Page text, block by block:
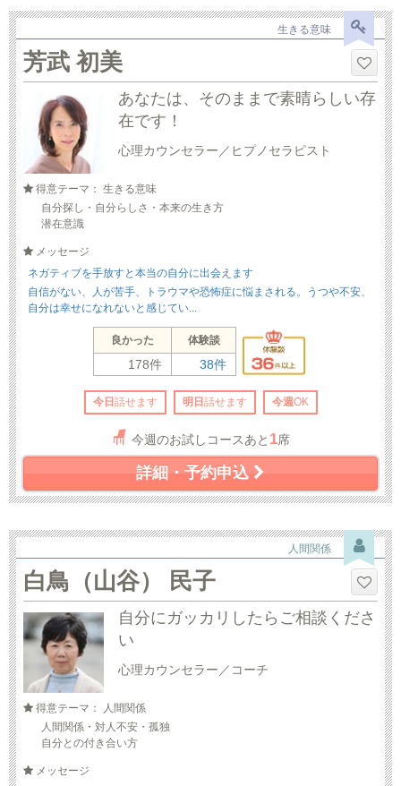
生きる意味
芳武 初美
あなたは、そのままで素晴らしい存
在です！
心理カウンセラー／ヒプノセラピスト
得意テーマ： 生きる意味
自分探し・自分らしさ・本来の生き方
潜在意識
メッセージ
ネガティブを手放すと本当の自分に出会えます
自信がない、人が苦手、トラウマや恐怖症に悩まされる。うつや不安、
自分は幸せになれないと感じてい...
良かった 体験談
178件 38件
今日 話せます 明日 話せます 今週OK
今週のお試しコースあと 1席
詳細・予約申込
人間関係
白鳥（山谷） 民子
自分にガッカリしたらご相談くださ
い
心理カウンセラー／コーチ
得意テーマ： 人間関係
人間関係・対人不安・孤独
自分との付き合い方
メッセージ